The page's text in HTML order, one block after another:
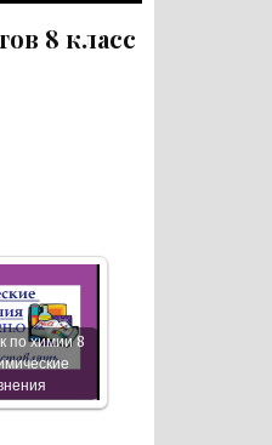
8 класс
по химии 8